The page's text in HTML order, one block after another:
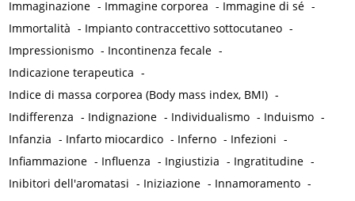
Immaginazione - Immagine corporea - Immagine di sé -
Immortalità - Impianto contraccettivo sottocutaneo -
Impressionismo - Incontinenza fecale -
Indicazione terapeutica -
Indice di massa corporea (Body mass index, BMI) -
Indifferenza - Indignazione - Individualismo - Induismo -
Infanzia - Infarto miocardico - Inferno - Infezioni -
Infiammazione - Influenza - Ingiustizia - Ingratitudine -
Inibitori dell'aromatasi - Iniziazione - Innamoramento -